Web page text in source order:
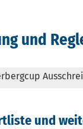
und
und